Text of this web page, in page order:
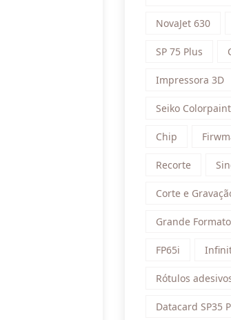
NovaJet 630
SP 75 Plus
Impressora 3D
Seiko
Chip
Recorte
Corte e
Grande Formato
FP65i
Rótulos
Datacard SP35